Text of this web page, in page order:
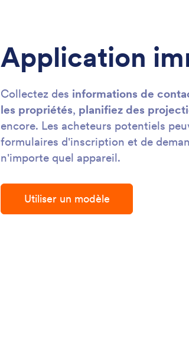
Application
Collectez des informations de
les propriétés, planifiez des
encore. Les acheteurs potentiels
formulaires d'inscription et de
n'importe quel appareil.
Utiliser un modèle